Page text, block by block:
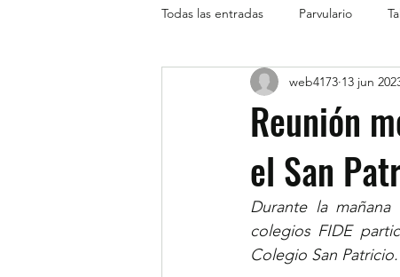
Todas las entradas Parvulario
Reunión
el San
web4173 13 jun
Durante la
colegios FIDE
Colegio San Patricio.